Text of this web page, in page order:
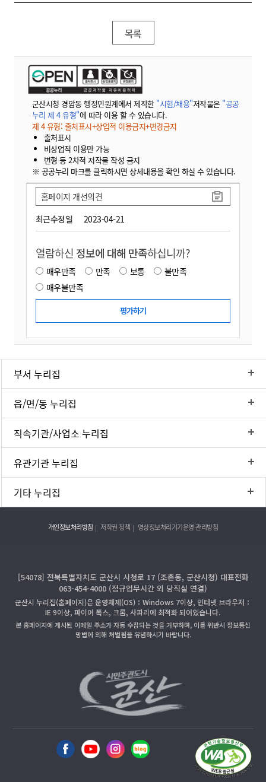
목록
군산시청 경암동 행정민원계에서 제작한 "시험/채용"저작물은 "공공
누리 제 4 유형"에 따라 이용 할 수 있습니다.
제 4 유형: 출처표시+상업적 이용금지+변경금지
출처표시
비상업적 이용만 가능
변형 등 2차적 저작물 작성 금지
※ 공공누리 마크를 클릭하시면 상세내용을 확인 하실 수 있습니다.
최근수정일 2023-04-21
홈페이지 개선의견
열람하신 정보에 대해 만족하십니까?
매우만족 만족 보통
불만족
매우불만족
부서 누리집
읍/면/동 누리집
직속기관/사업소 누리집
유관기관 누리집
기타 누리집
개인정보처리방침 저작권 정책 영상정보처리기기운영·관리방침
[54078] 전북특별자치도 군산시 시청로 17 (조촌동, 군산시청) 대표전화
063-454-4000 (정규업무시간 외 당직실 연결)
군산시 누리집(홈페이지)은 운영체제(OS)：Windows 7이상, 인터넷 브라우저：
IE 9이상, 파이어 폭스, 크롬, 사파리에 최적화 되어있습니다.
본 홈페이지에 게시된 이메일 주소가 자동 수집되는 것을 거부하며, 이를 위반시 정보통신
망법에 의해 처벌됨을 유념하시기 바랍니다.